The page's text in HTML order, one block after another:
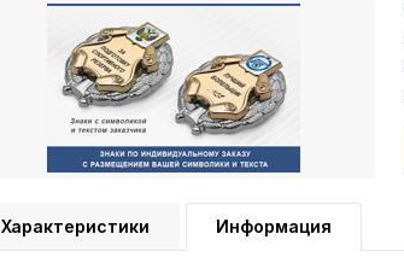
Характеристики Информация